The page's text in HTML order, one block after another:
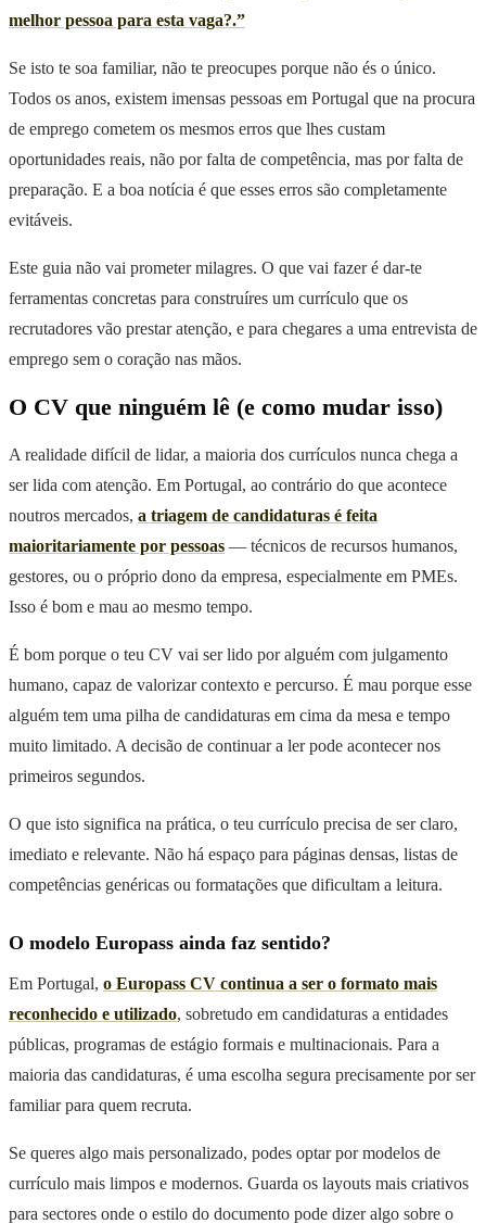
melhor pessoa para esta vaga?.”
Se isto te soa familiar, não te preocupes porque não és o único.
Todos os anos, existem imensas pessoas em Portugal que na procura
de emprego cometem os mesmos erros que lhes custam
oportunidades reais, não por falta de competência, mas por falta de
preparação. E a boa notícia é que esses erros são completamente
evitáveis.
Este guia não vai prometer milagres. O que vai fazer é dar-te
ferramentas concretas para construíres um currículo que os
recrutadores vão prestar atenção, e para chegares a uma entrevista de
emprego sem o coração nas mãos.
O CV que ninguém lê (e como mudar isso)
A realidade difícil de lidar, a maioria dos currículos nunca chega a
ser lida com atenção. Em Portugal, ao contrário do que acontece
noutros mercados, a triagem de candidaturas é feita
maioritariamente por pessoas — técnicos de recursos humanos,
gestores, ou o próprio dono da empresa, especialmente em PMEs.
Isso é bom e mau ao mesmo tempo.
É bom porque o teu CV vai ser lido por alguém com julgamento
humano, capaz de valorizar contexto e percurso. É mau porque esse
alguém tem uma pilha de candidaturas em cima da mesa e tempo
muito limitado. A decisão de continuar a ler pode acontecer nos
primeiros segundos.
O que isto significa na prática, o teu currículo precisa de ser claro,
imediato e relevante. Não há espaço para páginas densas, listas de
competências genéricas ou formatações que dificultam a leitura.
O modelo Europass ainda faz sentido?
Em Portugal, o Europass CV continua a ser o formato mais
reconhecido e utilizado, sobretudo em candidaturas a entidades
públicas, programas de estágio formais e multinacionais. Para a
maioria das candidaturas, é uma escolha segura precisamente por ser
familiar para quem recruta.
Se queres algo mais personalizado, podes optar por modelos de
currículo mais limpos e modernos. Guarda os layouts mais criativos
para sectores onde o estilo do documento pode dizer algo sobre o